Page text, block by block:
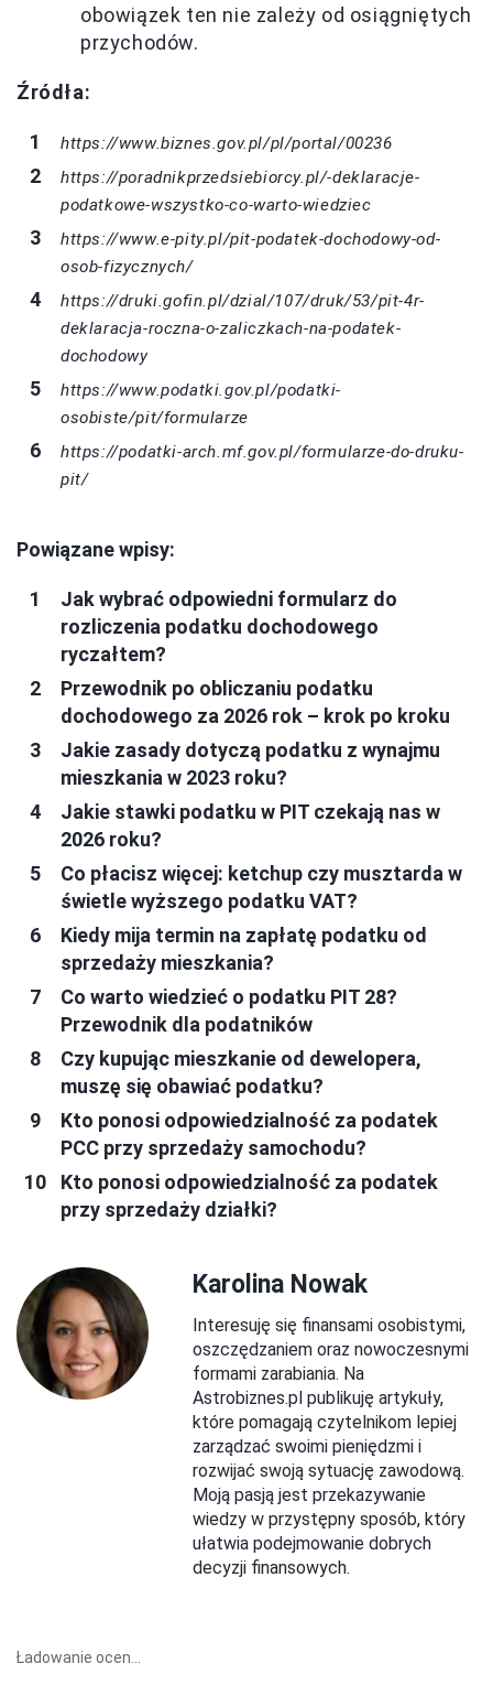
obowiązek ten nie zależy od osiągniętych
przychodów.
Źródła:
https://www.biznes.gov.pl/pl/portal/00236
https://poradnikprzedsiebiorcy.pl/-deklaracje-
podatkowe-wszystko-co-warto-wiedziec
https://www.e-pity.pl/pit-podatek-dochodowy-od-
osob-fizycznych/
https://druki.gofin.pl/dzial/107/druk/53/pit-4r-
deklaracja-roczna-o-zaliczkach-na-podatek-
dochodowy
https://www.podatki.gov.pl/podatki-
osobiste/pit/formularze
https://podatki-arch.mf.gov.pl/formularze-do-druku-
pit/
Powiązane wpisy:
Jak wybrać odpowiedni formularz do
rozliczenia podatku dochodowego
ryczałtem?
Przewodnik po obliczaniu podatku
dochodowego za 2026 rok – krok po kroku
Jakie zasady dotyczą podatku z wynajmu
mieszkania w 2023 roku?
Jakie stawki podatku w PIT czekają nas w
2026 roku?
Co płacisz więcej: ketchup czy musztarda w
świetle wyższego podatku VAT?
Kiedy mija termin na zapłatę podatku od
sprzedaży mieszkania?
Co warto wiedzieć o podatku PIT 28?
Przewodnik dla podatników
Czy kupując mieszkanie od dewelopera,
muszę się obawiać podatku?
Kto ponosi odpowiedzialność za podatek
PCC przy sprzedaży samochodu?
Kto ponosi odpowiedzialność za podatek
przy sprzedaży działki?
Karolina Nowak
Interesuję się finansami osobistymi,
oszczędzaniem oraz nowoczesnymi
formami zarabiania. Na
Astrobiznes.pl publikuję artykuły,
które pomagają czytelnikom lepiej
zarządzać swoimi pieniędzmi i
rozwijać swoją sytuację zawodową.
Moją pasją jest przekazywanie
wiedzy w przystępny sposób, który
ułatwia podejmowanie dobrych
decyzji finansowych.
Ładowanie ocen...